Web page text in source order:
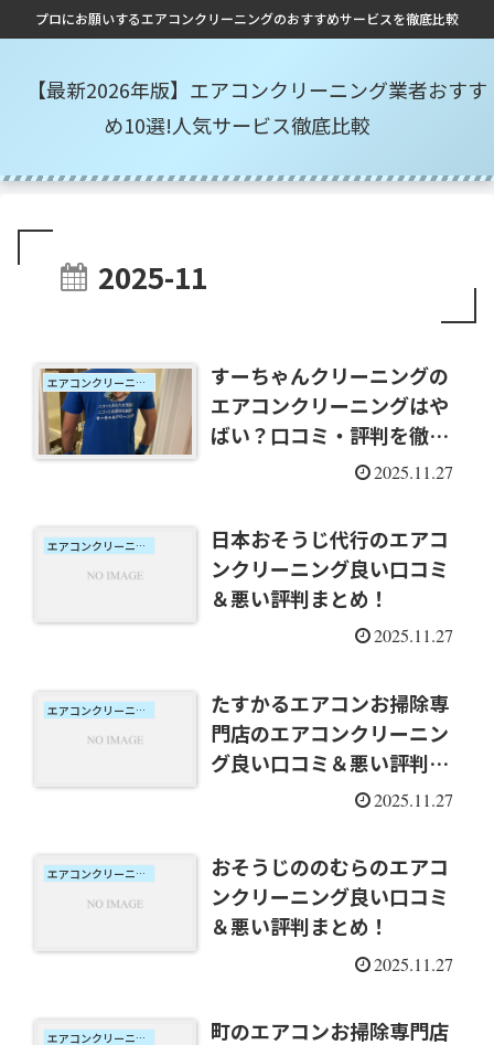
プロにお願いするエアコンクリーニングのおすすめサービスを徹底比較
【最新2026年版】エアコンクリーニング業者おすす
め10選!人気サービス徹底比較
2025-11
エアコンクリーニング口コミ
すーちゃんクリーニングの
エアコンクリーニングはや
ばい？口コミ・評判を徹底
調査【2026年最新】2025.11.27
エアコンクリーニング口コミ
日本おそうじ代行のエアコ
ンクリーニング良い口コミ
＆悪い評判まとめ！
2025.11.27
エアコンクリーニング口コミ
たすかるエアコンお掃除専
門店のエアコンクリーニン
グ良い口コミ＆悪い評判ま
2025.11.27
エアコンクリーニング口コミ
おそうじののむらのエアコ
ンクリーニング良い口コミ
＆悪い評判まとめ！
2025.11.27
エアコンクリーニング口コミ
町のエアコンお掃除専門店